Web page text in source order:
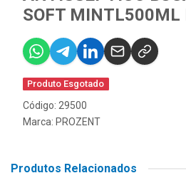
SOFT MINTL500ML
Produto Esgotado
Código: 29500
Marca: PROZENT
Produtos Relacionados